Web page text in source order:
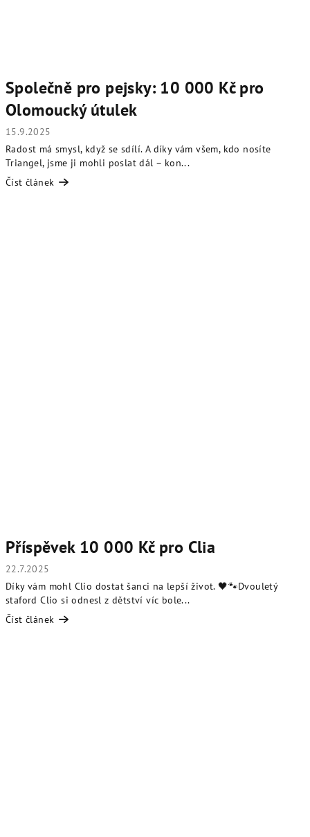
Společně pro pejsky: 10 000 Kč pro
Olomoucký útulek
15.9.2025
Radost má smysl, když se sdílí. A díky vám všem, kdo nosíte
Triangel, jsme ji mohli poslat dál – kon...
Číst článek
Příspěvek 10 000 Kč pro Clia
22.7.2025
Díky vám mohl Clio dostat šanci na lepší život. 🖤🐾Dvouletý
staford Clio si odnesl z dětství víc bole...
Číst článek